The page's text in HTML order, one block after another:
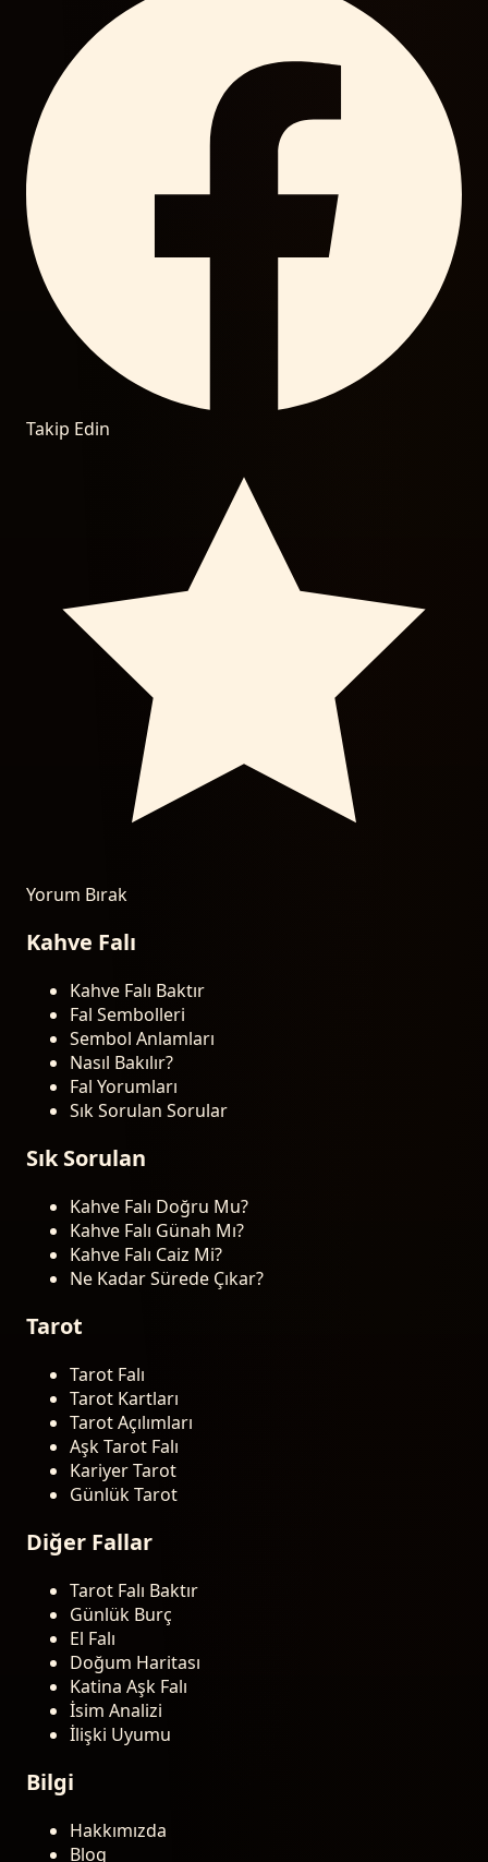
Takip Edin
Yorum Bırak
Kahve Falı
Kahve Falı Baktır
Fal Sembolleri
Sembol Anlamları
Nasıl Bakılır?
Fal Yorumları
Sık Sorulan Sorular
Sık Sorulan
Kahve Falı Doğru Mu?
Kahve Falı Günah Mı?
Kahve Falı Caiz Mi?
Ne Kadar Sürede Çıkar?
Tarot
Tarot Falı
Tarot Kartları
Tarot Açılımları
Aşk Tarot Falı
Kariyer Tarot
Günlük Tarot
Diğer Fallar
Tarot Falı Baktır
Günlük Burç
El Falı
Doğum Haritası
Katina Aşk Falı
İsim Analizi
İlişki Uyumu
Bilgi
Hakkımızda
Blog